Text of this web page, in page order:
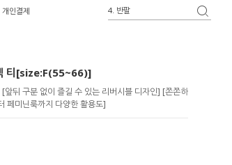
개인결제
4. 반팔
3. 블라우스
티[size:F(55~66)]
뒤 구분 없이 즐길 수 있는 리버시블 디자인] [쫀쫀하
페미닌룩까지 다양한 활용도]